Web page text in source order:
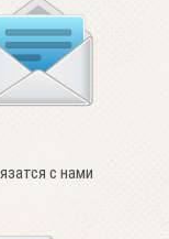
с нами